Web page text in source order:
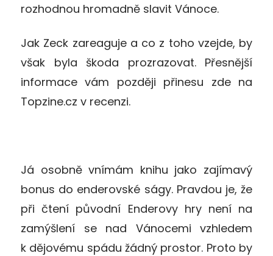
rozhodnou hromadně slavit Vánoce.
Jak Zeck zareaguje a co z toho vzejde, by
však byla škoda prozrazovat. Přesnější
informace vám později přinesu zde na
Topzine.cz v recenzi.
Já osobně vnímám knihu jako zajímavý
bonus do enderovské ságy. Pravdou je, že
při čtení původní Enderovy hry není na
zamýšlení se nad Vánocemi vzhledem
k dějovému spádu žádný prostor. Proto by